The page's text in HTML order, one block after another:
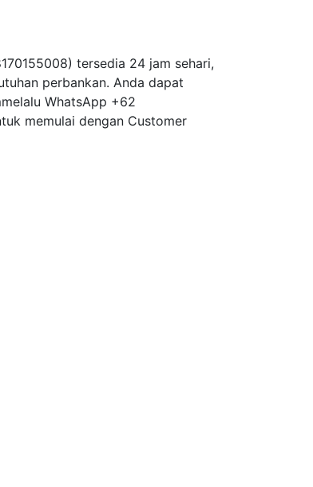
tersedia 24 jam sehari,
perbankan. Anda dapat
WhatsApp +62
memulai dengan Customer